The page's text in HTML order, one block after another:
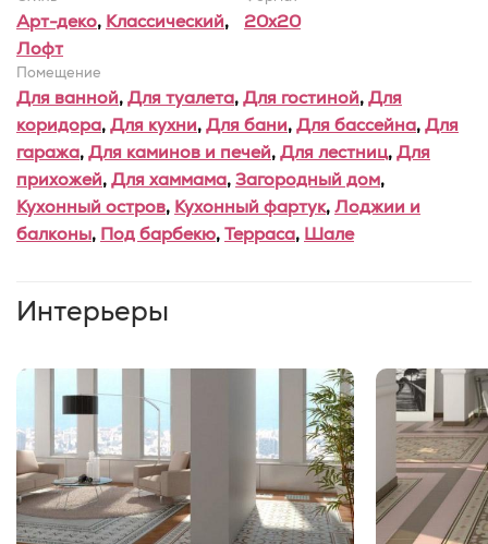
Арт-деко, Классический,
Лофт
20x20
Помещение
Для ванной,Для туалета,Для гостиной,Для
коридора,Для кухни,Для бани,Для бассейна,Для
гаража,Для каминов и печей,Для лестниц,Для
прихожей,Для хаммама,Загородный дом,
Кухонный остров, Кухонный фартук,Лоджии и
балконы, Под барбекю,Терраса, Шале
Интерьеры